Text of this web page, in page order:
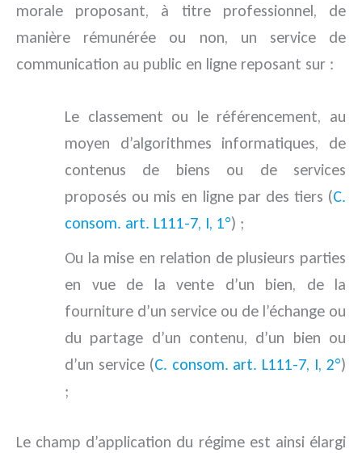
morale proposant, à titre professionnel, de
manière rémunérée ou non, un service de
communication au public en ligne reposant sur :
Le classement ou le référencement, au
moyen d’algorithmes informatiques, de
contenus de biens ou de services
proposés ou mis en ligne par des tiers (C.
consom. art. L111-7, I, 1°) ;
Ou la mise en relation de plusieurs parties
en vue de la vente d’un bien, de la
fourniture d’un service ou de l’échange ou
du partage d’un contenu, d’un bien ou
d’un service (C. consom. art. L111-7, I, 2°)
;
Le champ d’application du régime est ainsi élargi